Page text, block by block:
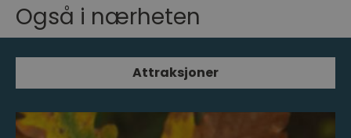
Også i nærheten
Attraksjoner